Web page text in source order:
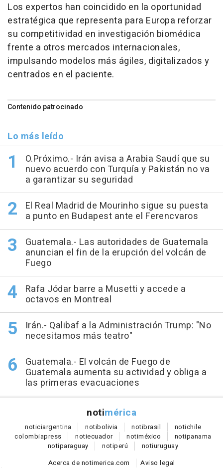
Los expertos han coincidido en la oportunidad
estratégica que representa para Europa reforzar
su competitividad en investigación biomédica
frente a otros mercados internacionales,
impulsando modelos más ágiles, digitalizados y
centrados en el paciente.
Contenido patrocinado
Lo más leído
O.Próximo.- Irán avisa a Arabia Saudí que su
nuevo acuerdo con Turquía y Pakistán no va
a garantizar su seguridad
El Real Madrid de Mourinho sigue su puesta
a punto en Budapest ante el Ferencvaros
Guatemala.- Las autoridades de Guatemala
anuncian el fin de la erupción del volcán de
Fuego
Rafa Jódar barre a Musetti y accede a
octavos en Montreal
Irán.- Qalibaf a la Administración Trump: "No
necesitamos más teatro"
Guatemala.- El volcán de Fuego de
Guatemala aumenta su actividad y obliga a
las primeras evacuaciones
notimérica
noticiargentina notibolivia notibrasil notichile
colombiapress notiecuador notiméxico notipanama
notiparaguay notiperú notiuruguay
Acerca de notimerica.com
Aviso legal